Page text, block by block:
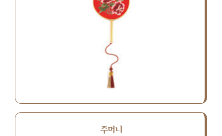
주머니